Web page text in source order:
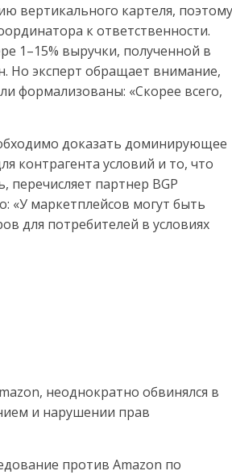
вертикального картеля, поэтому
к ответственности.
1–15% выручки, полученной в
Но эксперт обращает внимание,
формализованы: «Скорее всего,
доказать доминирующее
контрагента условий и то, что
перечисляет партнер BGP
«У маркетплейсов могут быть
для потребителей в условиях
неоднократно обвинялся в
и нарушении прав
против Amazon по